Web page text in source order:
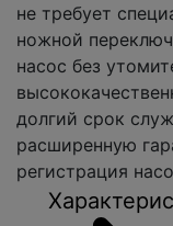
не требует
ножной
насос без
долгий срок
расширенную
регистрация